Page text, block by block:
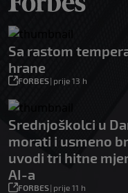
Sa rastom
hrane
FORBES| prije 13 h
Srednjoškolci u
morati i usmeno
uvodi tri hitne
AI-a
FORBES| prije 11 h